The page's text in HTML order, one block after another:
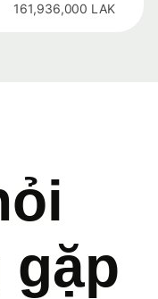
161,936,000 LAK